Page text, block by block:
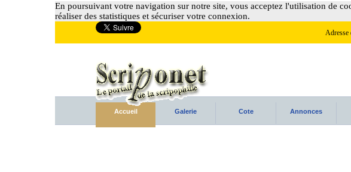
En poursuivant votre navigation sur notre site, vous acceptez l'utilisation de
réaliser des statistiques et sécuriser votre connexion.
Adresse
Accueil Galerie Cote Annonces